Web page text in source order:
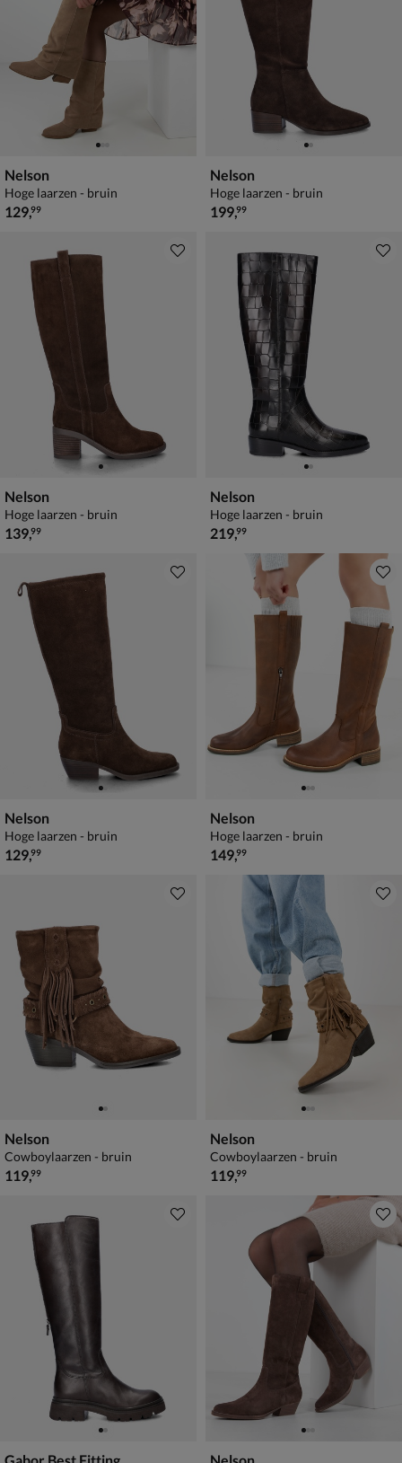
Nelson
Hoge laarzen - bruin
€ 129,99
129,99
Nelson
Hoge laarzen - bruin
€ 199,99
199,99
Nelson
Hoge laarzen - bruin
€ 139,99
139,99
Nelson
Hoge laarzen - bruin
€ 219,99
219,99
Nelson
Hoge laarzen - bruin
€ 129,99
129,99
Nelson
Hoge laarzen - bruin
€ 149,99
149,99
Nelson
Cowboylaarzen - bruin
€ 119,99
119,99
Nelson
Cowboylaarzen - bruin
€ 119,99
119,99